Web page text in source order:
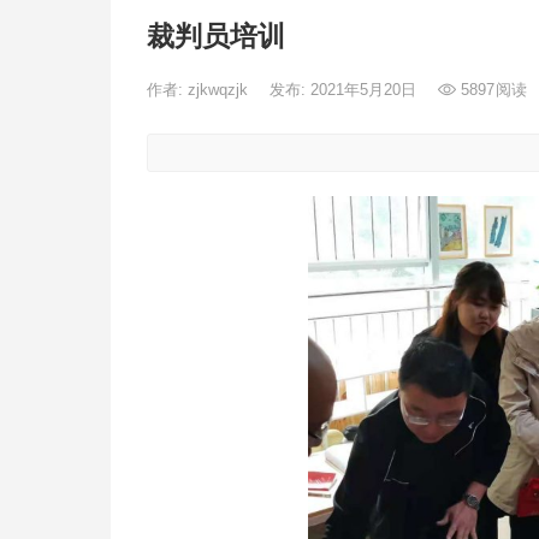
裁判员培训
作者: zjkwqzjk 发布: 2021年5月20日 5897阅读